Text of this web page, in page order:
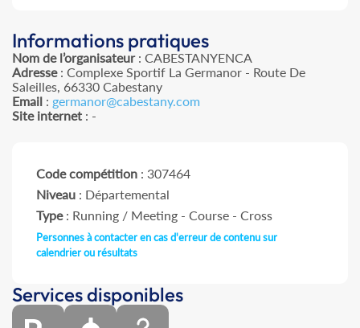
Informations pratiques
Nom de l’organisateur: CABESTANYENCA
Adresse: Complexe Sportif La Germanor - Route De
Saleilles, 66330 Cabestany
Email : germanor@cabestany.com
Site internet : -
Code compétition : 307464
Niveau : Départemental
Type: Running / Meeting - Course - Cross
Personnes à contacter en cas d'erreur de contenu sur
calendrier ou résultats
Services disponibles